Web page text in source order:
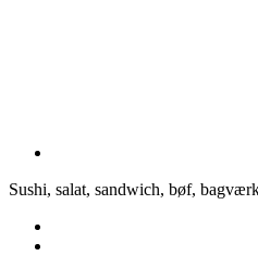
Sushi, salat, sandwich, bøf,